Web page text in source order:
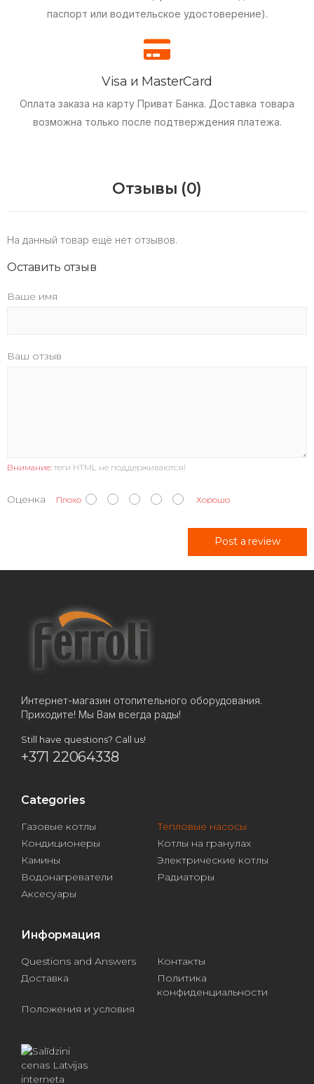
паспорт или водительское удостоверение).
Visa и MasterCard
Оплата заказа на карту Приват Банка. Доставка товара
возможна только после подтверждения платежа.
Отзывы (0)
На данный товар ещё нет отзывов.
Оставить отзыв
Ваше имя
Ваш отзыв
Внимание: теги HTML не поддерживаются!
Оценка Плохо Хорошо
Post a review
Интернет-магазин отопительного оборудования.
Приходите! Мы Вам всегда рады!
Still have questions? Call us!
+371 22064338
Categories
Газовые котлы
Тепловые насосы
Кондиционеры
Котлы на гранулах
Камины
Электрические котлы
Водонагреватели
Радиаторы
Аксесуары
Информация
Questions and Answers
Контакты
Доставка
Политика
конфиденциальности
Положения и условия